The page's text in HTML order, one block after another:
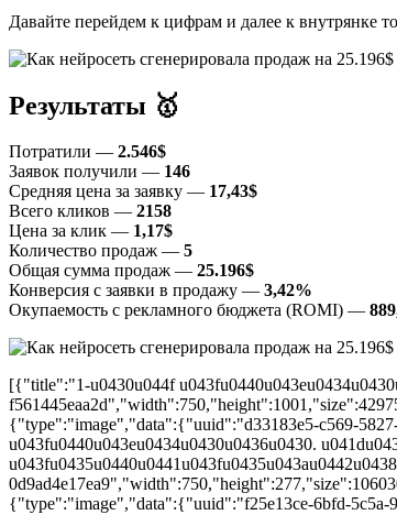
Давайте перейдем к цифрам и далее к внутрянке
Результаты 🥇
Потратили — 2.546$
Заявок получили — 146
Средняя цена за заявку — 17,43$
Всего кликов — 2158
Цена за клик — 1,17$
Количество продаж — 5
Общая сумма продаж — 25.196$
Конверсия с заявки в продажу — 3,42%
Окупаемость с рекламного бюджета (ROMI) —
[{"title":"1-u0430u044f
{"type":"image","data":{"uuid":"d33183e5-c569-
u043fu0440u043eu0434u0430u0436u0430.
{"type":"image","data":{"uuid":"f25e13ce-6bfd-